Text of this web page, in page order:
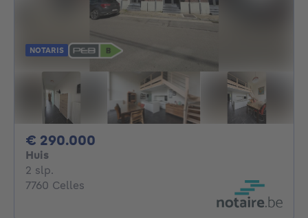
NOTARIS
€ 290.000
Huis
2 slp.
7760 Celles